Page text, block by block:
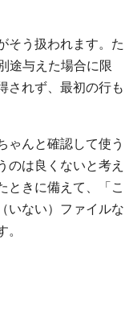
そう扱われます。た
途与えた場合に限
されず、最初の行も
ゃんと確認して使う
のは良くないと考え
ときに備えて、「こ
いない）ファイルな